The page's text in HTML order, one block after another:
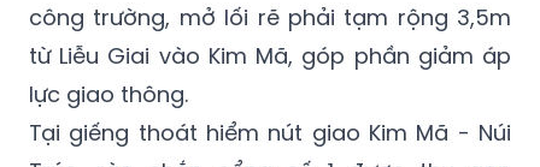
công trường, mở lối rẽ phải tạm rộng 3,5m
từ Liễu Giai vào Kim Mã, góp phần giảm áp
lực giao thông.
Tại giếng thoát hiểm nút giao Kim Mã - Núi